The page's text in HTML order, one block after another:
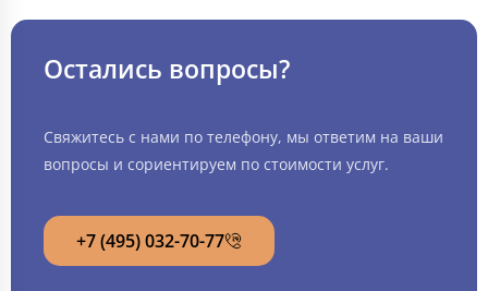
Остались вопросы?
Свяжитесь с нами по телефону, мы ответим на ваши
вопросы и сориентируем по стоимости услуг.
+7 (495) 032-70-77